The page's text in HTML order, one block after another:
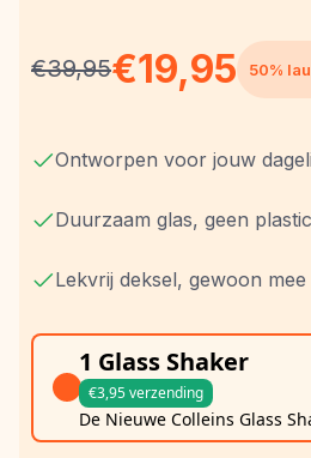
€39,95€19,95 50%
Ontworpen voor jouw
Duurzaam glas, geen
Lekvrij deksel, gewoon mee
1 Glass Shaker
€3,95 verzending
De Nieuwe Colleins Glass